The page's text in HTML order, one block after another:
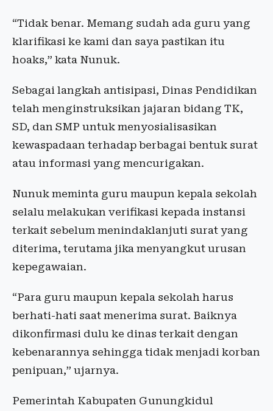
“Tidak benar. Memang sudah ada guru yang
klarifikasi ke kami dan saya pastikan itu
hoaks,” kata Nunuk.
Sebagai langkah antisipasi, Dinas Pendidikan
telah menginstruksikan jajaran bidang TK,
SD, dan SMP untuk menyosialisasikan
kewaspadaan terhadap berbagai bentuk surat
atau informasi yang mencurigakan.
Nunuk meminta guru maupun kepala sekolah
selalu melakukan verifikasi kepada instansi
terkait sebelum menindaklanjuti surat yang
diterima, terutama jika menyangkut urusan
kepegawaian.
“Para guru maupun kepala sekolah harus
berhati-hati saat menerima surat. Baiknya
dikonfirmasi dulu ke dinas terkait dengan
kebenarannya sehingga tidak menjadi korban
penipuan,” ujarnya.
Pemerintah Kabupaten Gunungkidul